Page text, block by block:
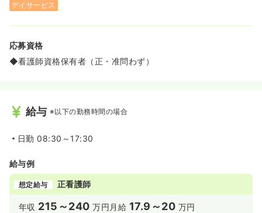
デイサービス
応募資格
◆看護師資格保有者（正・准問わず）
給与 ※以下の勤務時間の場合
日勤 08:30～17:30
給与例
想定給与 正看護師
年収 215～240 万円 月給 17.9～20 万円